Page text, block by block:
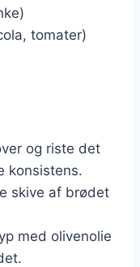
tomater)
og riste det
konsistens.
skive af brødet
med olivenolie